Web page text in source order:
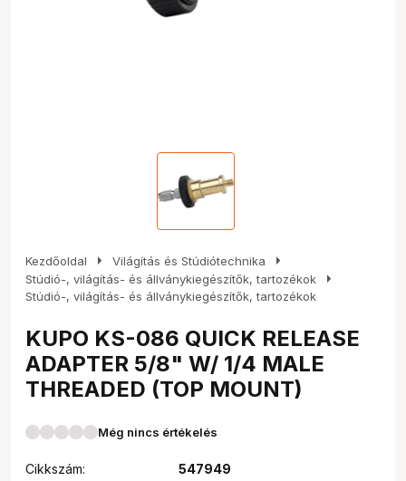
Kezdőoldal arrow_right Világítás és Stúdiótechnika arrow_right
Stúdió-, világítás- és állványkiegészítők, tartozékok arrow_right
Stúdió-, világítás- és állványkiegészítők, tartozékok
KUPO KS-086 QUICK RELEASE
ADAPTER 5/8" W/ 1/4 MALE
THREADED (TOP MOUNT)
Még nincs értékelés
Cikkszám:
547949